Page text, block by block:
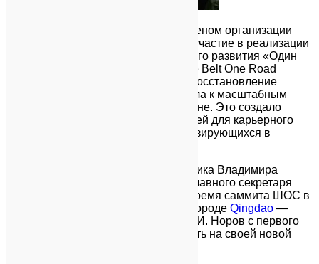
Республика Узбекистан является членом организации
ШОС, а также принимает активное участие в реализации
проектов инициативы экономического развития «Один
Пояс и Один Путь» Инициатива One Belt One Road
(OBOR) – Один Пояс и Один Путь (восстановление
«Великого Шелкового Пути») привела к масштабным
китайским инвестициям в Узбекистане. Это создало
множество уникальных возможностей для карьерного
роста в китайских предприятиях, базирующихся в
Кандидатура нашего соотечественника Владимира
Имамовича Норова на должность главного секретаря
была выдвинута и утверждена во время саммита ШОС в
июне 2018 года который прошел в городе Qingdao —
Китайской Народной Республики. В.И. Норов с первого
января 2019 года уже начал работать на своей новой